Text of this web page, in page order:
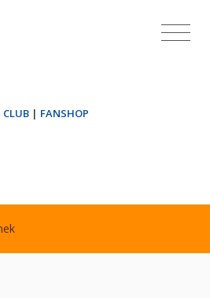
CLUB | FANSHOP